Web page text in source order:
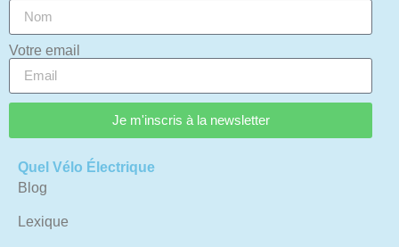
Votre email
Je m'inscris à la newsletter
Quel Vélo Électrique
Blog
Lexique